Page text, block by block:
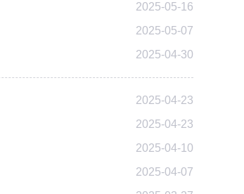
2025-05-16
2025-05-07
2025-04-30
2025-04-23
2025-04-23
2025-04-10
2025-04-07